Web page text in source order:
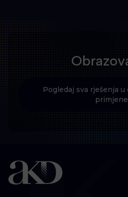
Pogledaj sva rješenja
primjene